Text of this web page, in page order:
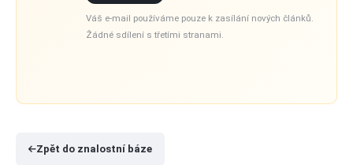
Váš e-mail používáme pouze k zasílání nových článků.
Žádné sdílení s třetími stranami.
Zpět do znalostní báze